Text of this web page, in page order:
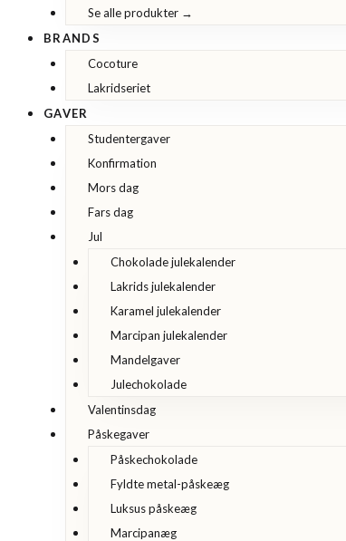
Se alle produkter →
BRANDS
Cocoture
Lakridseriet
GAVER
Studentergaver
Konfirmation
Mors dag
Fars dag
Jul
Chokolade julekalender
Lakrids julekalender
Karamel julekalender
Marcipan julekalender
Mandelgaver
Julechokolade
Valentinsdag
Påskegaver
Påskechokolade
Fyldte metal-påskeæg
Luksus påskeæg
Marcipanæg